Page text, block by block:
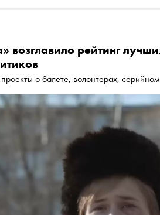
возглавило рейтинг
о балете, волонтерах,